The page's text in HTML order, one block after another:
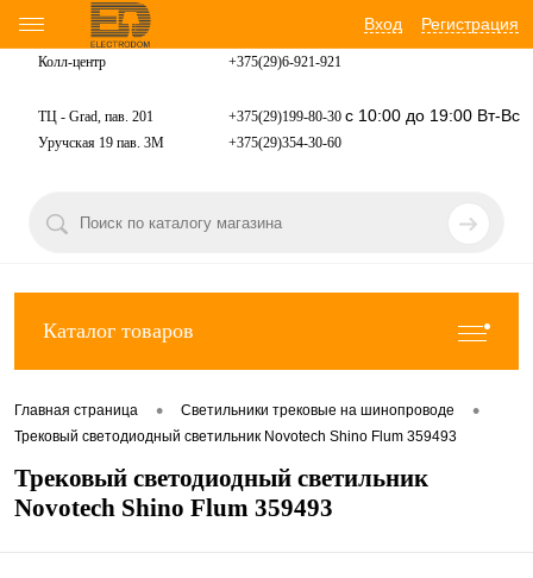
Вход Регистрация
Колл-центр +375(29)6-921-921
ТЦ - Grad, пав. 201 +375(29)199-80-30 с 10:00 до 19:00 Вт-Вс
Уручская 19 пав. 3М +375(29)354-30-60
Каталог товаров
Главная страница • Светильники трековые на шинопроводе •
Трековый светодиодный светильник Novotech Shino Flum 359493
Трековый светодиодный светильник
Novotech Shino Flum 359493